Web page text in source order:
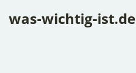
was-wichtig-ist.de